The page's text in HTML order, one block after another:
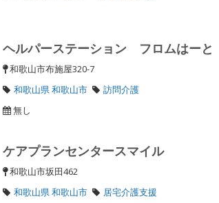
ヘルパーステーション フロムはーと
和歌山市布施屋320-7
和歌山県 和歌山市
訪問介護
無し
ケアプランセンタースマイル
和歌山市坂田462
和歌山県 和歌山市
居宅介護支援